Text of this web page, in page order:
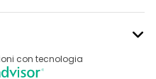
con tecnologia